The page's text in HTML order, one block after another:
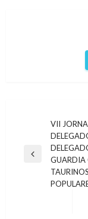
Navegación
entradas
Entrada
VII
GUARDIA